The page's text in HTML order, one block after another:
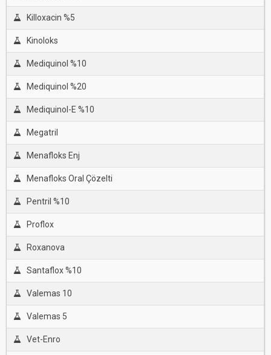
Killoxacin %5
Kinoloks
Mediquinol %10
Mediquinol %20
Mediquinol-E %10
Megatril
Menafloks Enj
Menafloks Oral Çözelti
Pentril %10
Proflox
Roxanova
Santaflox %10
Valemas 10
Valemas 5
Vet-Enro